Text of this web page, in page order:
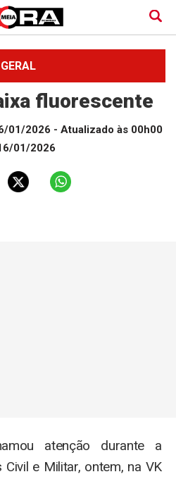
GERAL
fluorescente
01/2026 - Atualizado às 00h00
01/2026
atenção durante a
e Militar, ontem, na VK